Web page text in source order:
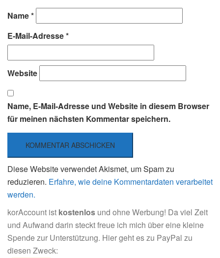
Name*
E-Mail-Adresse*
Website
Name, E-Mail-Adresse und Website in diesem Browser
für meinen nächsten Kommentar speichern.
Diese Website verwendet Akismet, um Spam zu
reduzieren. Erfahre, wie deine Kommentardaten verarbeitet
werden.
korAccount ist kostenlos und ohne Werbung! Da viel Zeit
und Aufwand darin steckt freue ich mich über eine kleine
Spende zur Unterstützung. Hier geht es zu PayPal zu
diesen Zweck: